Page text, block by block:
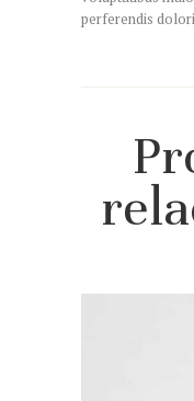
perferendis